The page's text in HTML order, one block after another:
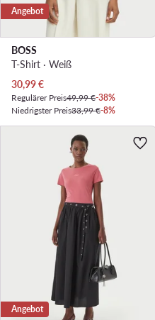
Angebot
BOSS
T-Shirt · Weiß
Aktueller Preis
30,99€
Regulärer Preis49,99 €-38%
Niedrigster Preis33,99 €-8%
Angebot